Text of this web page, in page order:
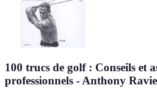
100 trucs de golf : Conseils et
professionnels - Anthony